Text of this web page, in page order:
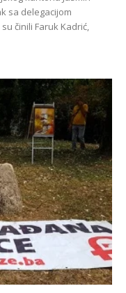
sa delegacijom
činili Faruk Kadrić,